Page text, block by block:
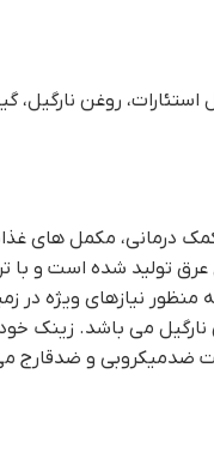
29، پی ای جی 100، استئارات کاپریلیل،
مکمل های
عرق تولید شده است
منظور نیازهای ویژه
نارگیل می باشد. زینک
ضدمیکروبی و ضدقارج